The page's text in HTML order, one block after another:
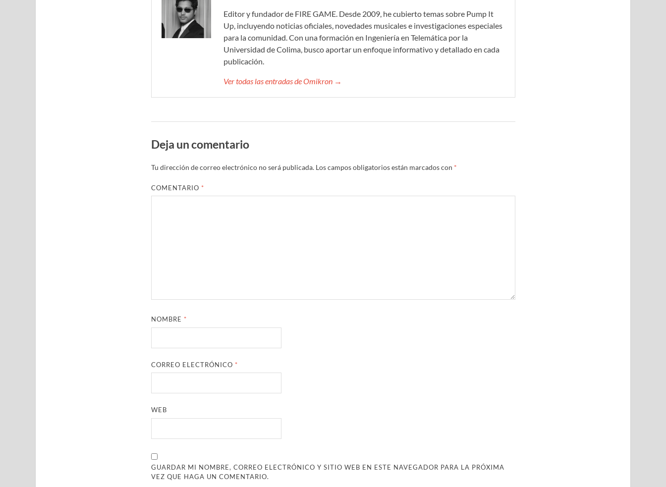
Editor y fundador de FIRE GAME. Desde 2009, he cubierto temas sobre Pump It
Up, incluyendo noticias oficiales, novedades musicales e investigaciones especiales
para la comunidad. Con una formación en Ingeniería en Telemática por la
Universidad de Colima, busco aportar un enfoque informativo y detallado en cada
publicación.
Ver todas las entradas de Omikron →
Deja un comentario
Tu dirección de correo electrónico no será publicada. Los campos obligatorios están marcados con *
COMENTARIO *
NOMBRE *
CORREO ELECTRÓNICO *
WEB
GUARDAR MI NOMBRE, CORREO ELECTRÓNICO Y SITIO WEB EN ESTE NAVEGADOR PARA LA PRÓXIMA
VEZ QUE HAGA UN COMENTARIO.